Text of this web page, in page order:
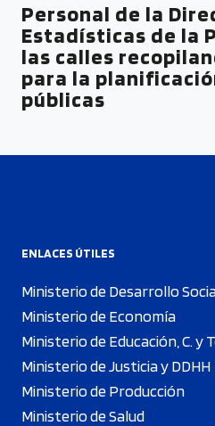
Personal de la
Estadísticas de la
las calles
para la
públicas
ENLACES ÚTILES
Ministerio de Desarrollo
Ministerio de Economía
Ministerio de Educación, C. y
Ministerio de Justicia y DDHH
Ministerio de Producción
Ministerio de Salud